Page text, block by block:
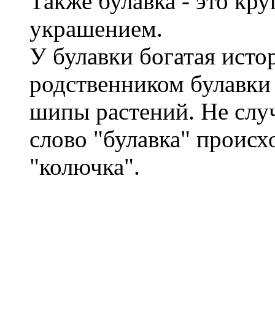
украшением.
У булавки богатая
родственником
шипы растений. Не
слово "булавка"
"колючка".